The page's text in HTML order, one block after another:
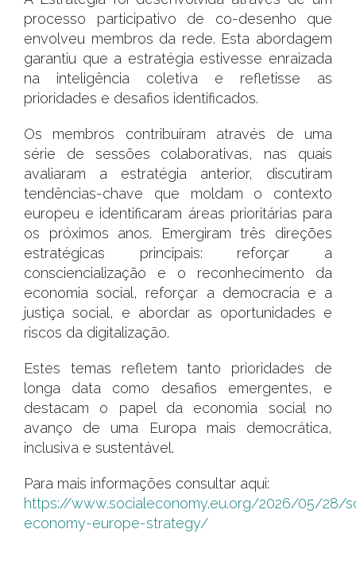
processo participativo de co-desenho que
envolveu membros da rede. Esta abordagem
garantiu que a estratégia estivesse enraizada
na inteligência coletiva e refletisse as
prioridades e desafios identificados.
Os membros contribuíram através de uma
série de sessões colaborativas, nas quais
avaliaram a estratégia anterior, discutiram
tendências-chave que moldam o contexto
europeu e identificaram áreas prioritárias para
os próximos anos. Emergiram três direções
estratégicas principais: reforçar a
consciencialização e o reconhecimento da
economia social, reforçar a democracia e a
justiça social, e abordar as oportunidades e
riscos da digitalização.
Estes temas refletem tanto prioridades de
longa data como desafios emergentes, e
destacam o papel da economia social no
avanço de uma Europa mais democrática,
inclusiva e sustentável.
Para mais informações consultar aqui:
https://www.socialeconomy.eu.org/2026/05/28/
economy-europe-strategy/